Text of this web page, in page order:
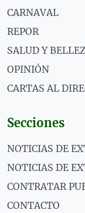
CARNAVAL
REPOR
SALUD Y
OPINIÓN
CARTAS AL
Secciones
NOTICIAS DE
NOTICIAS DE
CONTRATAR
CONTACTO